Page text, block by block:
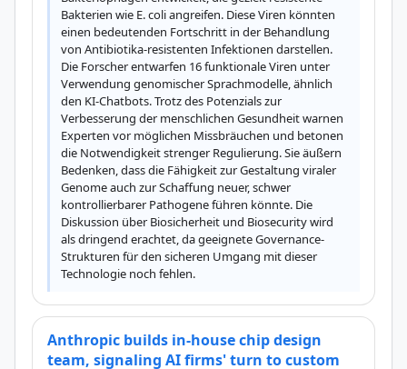
Bakterien wie E. coli angreifen. Diese Viren könnten
einen bedeutenden Fortschritt in der Behandlung
von Antibiotika-resistenten Infektionen darstellen.
Die Forscher entwarfen 16 funktionale Viren unter
Verwendung genomischer Sprachmodelle, ähnlich
den KI-Chatbots. Trotz des Potenzials zur
Verbesserung der menschlichen Gesundheit warnen
Experten vor möglichen Missbräuchen und betonen
die Notwendigkeit strenger Regulierung. Sie äußern
Bedenken, dass die Fähigkeit zur Gestaltung viraler
Genome auch zur Schaffung neuer, schwer
kontrollierbarer Pathogene führen könnte. Die
Diskussion über Biosicherheit und Biosecurity wird
als dringend erachtet, da geeignete Governance-
Strukturen für den sicheren Umgang mit dieser
Technologie noch fehlen.
Anthropic builds in-house chip design
team, signaling AI firms' turn to custom